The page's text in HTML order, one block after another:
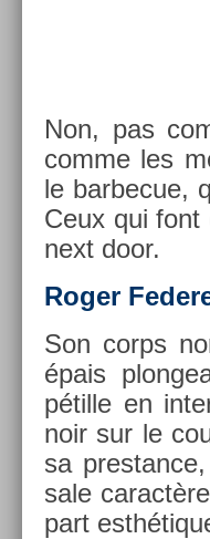
Non, pas
comme les
le bar­becue,
Ceux qui
next door.
Roger
Son corps
épais
pétille en
noir sur le
sa
sale
part